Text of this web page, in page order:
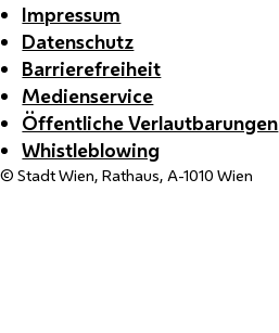
Impressum
Datenschutz
Barrierefreiheit
Medienservice
Öffentliche Verlautbarungen
Whistleblowing
© Stadt Wien, Rathaus, A-1010 Wien